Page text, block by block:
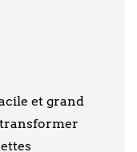
et grand
transformer